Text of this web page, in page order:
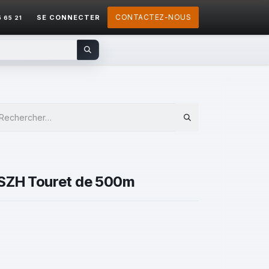
65 21 SE CONNECTER CONTACTEZ-NOUS
Touret de 500m